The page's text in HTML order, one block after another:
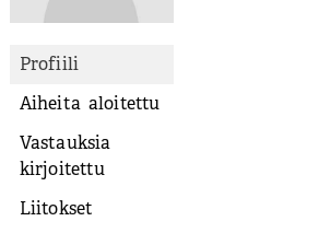
Profiili
Aiheita aloitettu
Vastauksia
kirjoitettu
Liitokset